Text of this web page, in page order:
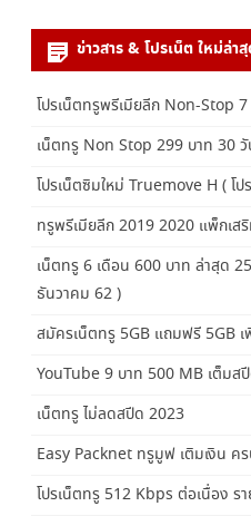
ข่าวสาร & โปรเน็ต ใหม่ล่า
โปรเน็ตทรูพรีเมียลีก Non-Stop
เน็ตทรู Non Stop 299 บาท 30
โปรเน็ตซิมใหม่ Truemove H ( โ
ทรูพรีเมียลีก 2019 2020 แพ็กเส
เน็ตทรู 6 เดือน 600 บาท ล่าสุด
ธันวาคม 62 )
สมัครเน็ตทรู 5GB แถมฟรี 5GB
YouTube 9 บาท 500 MB เต็มส
เน็ตทรู ไม่ลดสปีด 2023
Easy Packnet ทรูมูฟ เติมเงิน ค
โปรเน็ตทรู 512 Kbps ต่อเนื่อง ร